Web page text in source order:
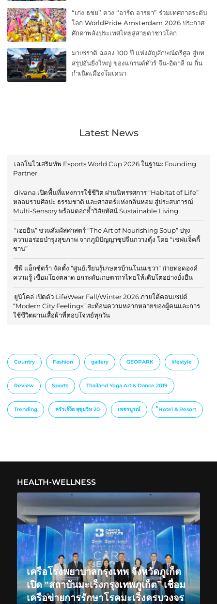
“เก่ง ธชย” ควง “อาร์ต อารยา” ร่วมเทศกาลระดับ
โลก WorldPride Amsterdam 2026 ประกาศ
ศักดาพลังประเทศไทยสู่สายตาชาวโลก
มาเซราติ ฉลอง 100 ปี แห่งสัญลักษณ์ตรีศูล สู่บท
สรุปอันยิ่งใหญ่ ของแกรนด์ทัวร์ จีน-อิตาลี ณ ถิ่น
กำเนิดเมืองโมเดนา
Latest News
เลอโนโวเสริมทัพ Esports World Cup 2026 ในฐานะ Founding
Partner
divana เปิดพื้นที่แห่งการใช้ชีวิต ผ่านนิทรรศการ “Habitat of Life”
หลอมรวมศิลปะ ธรรมชาติ และศาสตร์แห่งกลิ่นหอม สู่ประสบการณ์
Multi-Sensory พร้อมตอกย้ำวิสัยทัศน์ Sustainable Living
“เฮยยิน” ชวนสัมผัสศาสตร์ “The Art of Nourishing Soup” ปรุง
ความอร่อยบำรุงสุขภาพ จากภูมิปัญญาซุปจีนกวางตุ้ง โดย “เชฟแจ็คกี้
ชาน”
ซีพี แอ็กซ์ตร้า จัดตั้ง “ศูนย์เรียนรู้เกษตรบ้านโนนเขวา” ถ่ายทอดองค์
ความรู้ เชื่อมโยงตลาด ยกระดับเกษตรกรไทยให้เติบโตอย่างยั่งยืน
ยูนิโคล่ เปิดตัว LifeWear Fall/Winter 2026 ภายใต้คอนเซปต์
“Modern City Feelings” สะท้อนความหลากหลายของผู้คนและการ
ใช้ชีวิตผ่านเสื้อผ้าที่ตอบโจทย์ทุกวัน
Country Fashion gallery GEOPARK lifestyle
Review Sports Thailand Yoga Art & Dance 2019
Trending ครัวเจ๊ง้อ สุขุมวิท 20 เพชรบูรณ์ ็Hotel & Resort
HEALTH-WELLNESS
เครือโรงพยาบาลกรุงเทพ จังหวัดภูเก็ต
เปิด “สถาบันมะเร็งกรุงเทพภูเก็ต” เชื่อม
เครือข่ายการรักษาโรคมะเร็งครบวงจร